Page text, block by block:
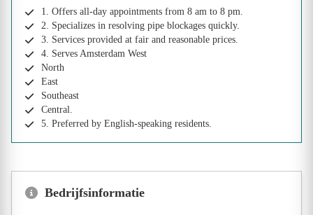
1. Offers all-day appointments from 8 am to 8 pm.
2. Specializes in resolving pipe blockages quickly.
3. Services provided at fair and reasonable prices.
4. Serves Amsterdam West
North
East
Southeast
Central.
5. Preferred by English-speaking residents.
Bedrijfsinformatie